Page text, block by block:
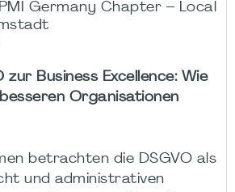
Germany Chapter – Local
zur Business Excellence: Wie
Organisationen
betrachten die DSGVO als
und administrativen